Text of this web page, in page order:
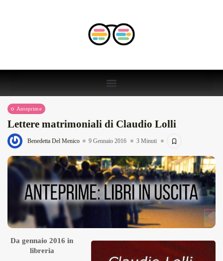
Anteprime
Lettere matrimoniali di Claudio Lolli
Benedetta Del Menico 9 Gennaio 2016 3 Minuti
Da gennaio 2016 in
libreria